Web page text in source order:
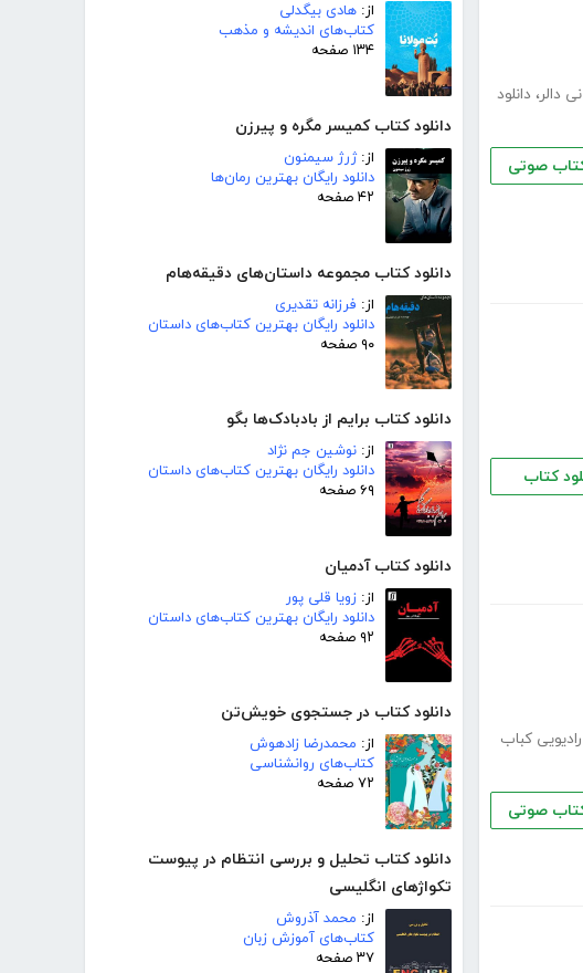
از: هادی بیگدلی
کتاب‌های اندیشه و مذهب
۱۳۴ صفحه
دانلود کتاب کمیسر مگره و پیرزن
از:ژرژ سیمنون
دانلود رایگان بهترین رمان‌ها
۴۲ صفحه
دانلود کتاب مجموعه داستان‌های دقیقه‌هام
از: فرزانه تقدیری
دانلود رایگان بهترین کتاب‌های داستان
۹۰ صفحه
دانلود کتاب برایم از بادبادک‌ها بگو
از: نوشین جم نژاد
دانلود رایگان بهترین کتاب‌های داستان
۶۹ صفحه
دانلود کتاب آدمیان
از: زویا قلی پور
دانلود رایگان بهترین کتاب‌های داستان
۹۲ صفحه
دانلود کتاب در جستجوی خویش‌تن
از: محمدرضا زادهوش
کتاب‌های روانشناسی
۷۲ صفحه
دانلود کتاب تحلیل و بررسی انتظام در پیوست
تکواژهای انگلیسی
از: محمد آذروش
کتاب‌های آموزش زبان
۳۷ صفحه
دالر، دانلود
کتاب صوتی
کتاب
کباب
کتاب صوتی